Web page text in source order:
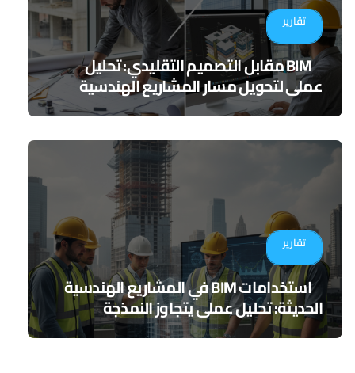
تقارير
BIM مقابل التصميم التقليدي: تحليل
عملي لتحويل مسار المشاريع الهندسية
تقارير
استخدامات BIM في المشاريع الهندسية
الحديثة: تحليل عملي يتجاوز النمذجة